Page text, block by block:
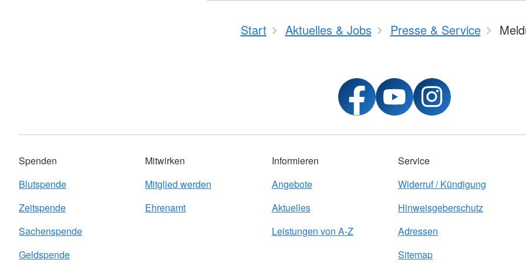
Start Aktuelles & Jobs Presse & Service
Spenden
Blutspende
Zeitspende
Sachenspende
Geldspende
Mitwirken
Mitglied werden
Ehrenamt
Informieren
Angebote
Aktuelles
Leistungen von A-Z
Service
Widerruf / Kündigung
Hinweisgeberschutz
Adressen
Sitemap